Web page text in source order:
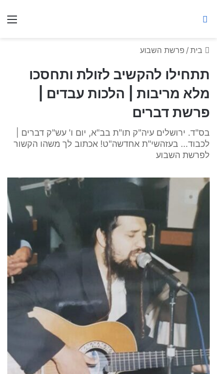
בית / פרשת השבוע
תתחילו להקשיב לזולת ותחסכו
מלא מריבות | הלכות עבדים |
פרשת דברים
בס"ד. ירושלים עיה"ק תו"ת בב"א, יום ו' עש"ק דברים |
לכבוד... בעזהשי"ת אחדשה"ט! אכתוב לך משהו הקשור
לפרשת השבוע